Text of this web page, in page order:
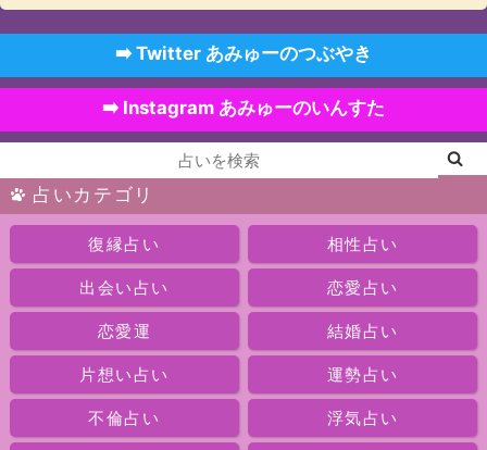
➡️ Twitter あみゅーのつぶやき
➡️ Instagram あみゅーのいんすた
占いカテゴリ
復縁占い 相性占い
出会い占い 恋愛占い
恋愛運 結婚占い
片想い占い 運勢占い
不倫占い 浮気占い